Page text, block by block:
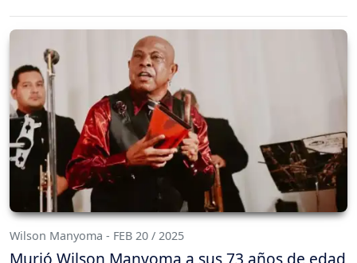
Wilson Manyoma - FEB 20 / 2025
Murió Wilson Manyoma a sus 73 años de edad